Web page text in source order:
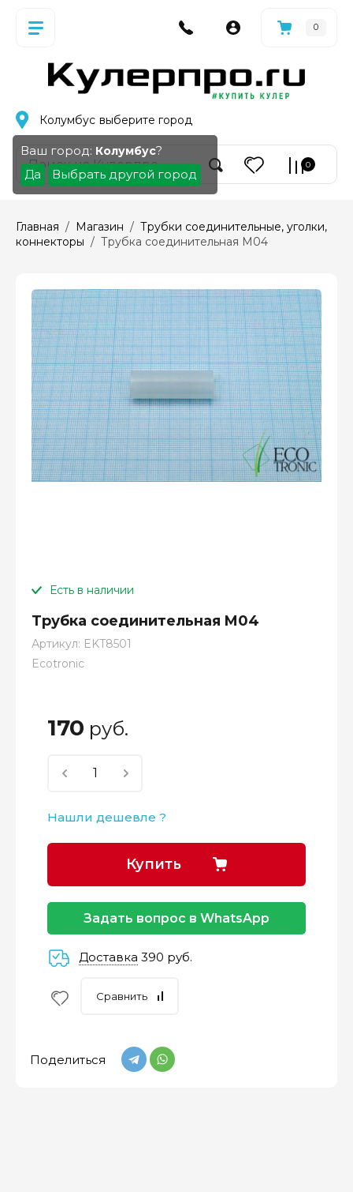
0
Колумбус выберите город
Ваш город: Колумбус?
Да
Выбрать другой город
0
Главная / Магазин / Трубки соединительные, уголки,
коннекторы /  Трубка соединительная M04
Есть в наличии
Трубка соединительная M04
Артикул: EKT8501
Ecotronic
170 руб.
Нашли дешевле ?
Купить
Задать вопрос в WhatsApp
Доставка 390 руб.
Сравнить
Поделиться